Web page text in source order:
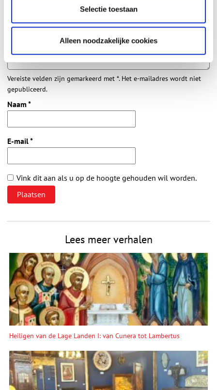
Selectie toestaan
Alleen noodzakelijke cookies
Vul deze informatie aan of geef een reactie.
Vereiste velden zijn gemarkeerd met *. Het e-mailadres wordt niet
gepubliceerd.
Naam *
E-mail*
Vink dit aan als u op de hoogte gehouden wil worden.
Lees meer verhalen
Heiligen van de Lage Landen I: van Cunera tot Lambertus